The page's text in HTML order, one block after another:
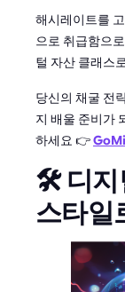
해시레이트를
으로 취급함으
털 자산 클래스
당신의 채굴 전
지 배울 준비가
하세요 👉
🛠️ 디지
스타일